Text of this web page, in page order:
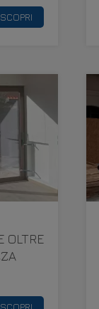
SCOPRI
OLTRE
SCOPRI